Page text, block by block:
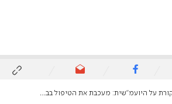
על היועמ"שית: מעכבת את הטיפול בבקשת החנינה לנתניהו